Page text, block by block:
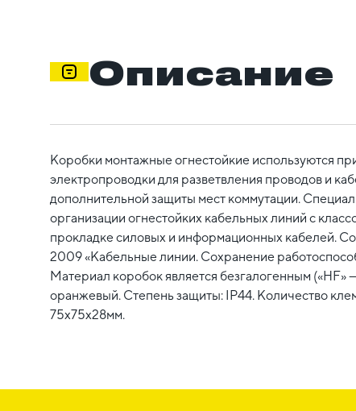
Описание
Коробки монтажные огнестойкие используются
электропроводки для разветвления проводов и
дополнительной защиты мест коммутации.
организации огнестойких кабельных линий с
прокладке силовых и информационных кабелей.
2009 «Кабельные линии. Сохранение
Материал коробок является безгалогенным («HF»
оранжевый. Степень защиты: IP44. Количество
75х75х28мм.